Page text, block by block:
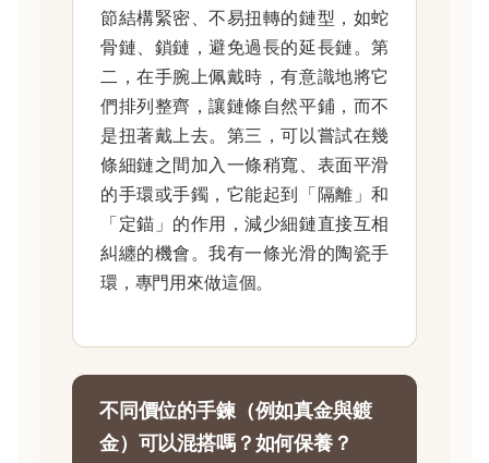
節結構緊密、不易扭轉的鏈型，如蛇
骨鏈、鎖鏈，避免過長的延長鏈。第
二，在手腕上佩戴時，有意識地將它
們排列整齊，讓鏈條自然平鋪，而不
是扭著戴上去。第三，可以嘗試在幾
條細鏈之間加入一條稍寬、表面平滑
的手環或手鐲，它能起到「隔離」和
「定錨」的作用，減少細鏈直接互相
糾纏的機會。我有一條光滑的陶瓷手
環，專門用來做這個。
不同價位的手鍊（例如真金與鍍
金）可以混搭嗎？如何保養？